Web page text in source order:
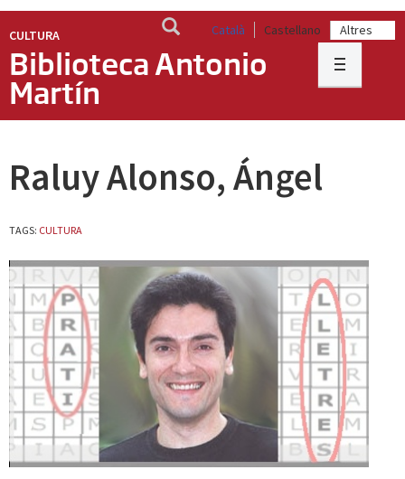
Català Castellano
CULTURA
Biblioteca Antonio
Martín
Raluy Alonso, Ángel
TAGS: CULTURA